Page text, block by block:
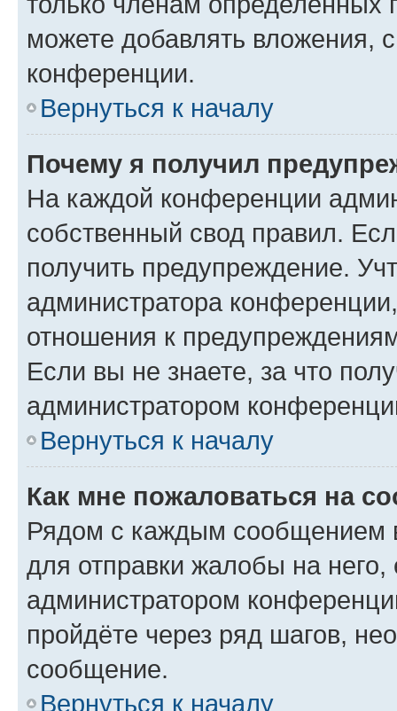
можете добавлять вложения,
конференции.
Вернуться к началу
Почему я получил
На каждой конференции
собственный свод правил.
получить предупреждение.
администратора
отношения к
Если вы не знаете, за что
администратором
Вернуться к началу
Как мне пожаловаться на
Рядом с каждым сообщением
для отправки жалобы на
администратором
пройдёте через ряд шагов,
сообщение.
Вернуться к началу